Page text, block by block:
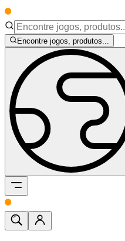
Encontre jogos, produtos...